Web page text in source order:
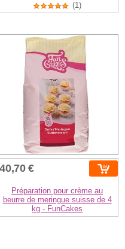
(1)
40,70 €
Préparation pour crème au
beurre de meringue suisse de 4
kg - FunCakes